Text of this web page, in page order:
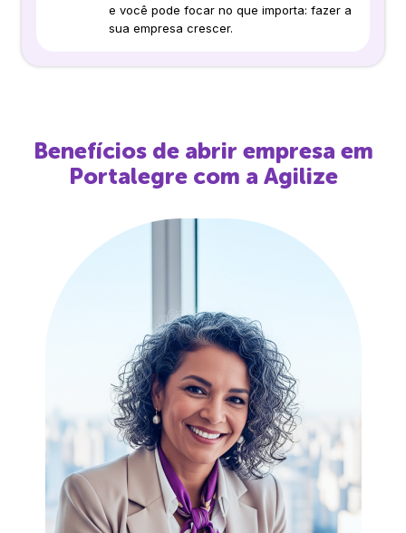
e você pode focar no que importa: fazer a
sua empresa crescer.
Benefícios de abrir empresa em
Portalegrecom a Agilize